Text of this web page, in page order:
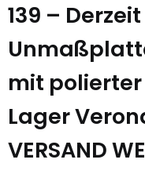
139 –
mit
Lager
VERSAND